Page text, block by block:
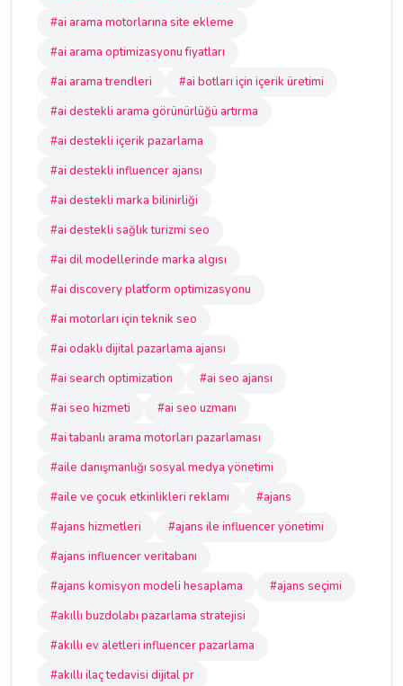
#ai arama motorlarına site ekleme
#ai arama optimizasyonu fiyatları
#ai arama trendleri
#ai botları için içerik üretimi
#ai destekli arama görünürlüğü artırma
#ai destekli içerik pazarlama
#ai destekli influencer ajansı
#ai destekli marka bilinirliği
#ai destekli sağlık turizmi seo
#ai dil modellerinde marka algısı
#ai discovery platform optimizasyonu
#ai motorları için teknik seo
#ai odaklı dijital pazarlama ajansı
#ai search optimization
#ai seo ajansı
#ai seo hizmeti
#ai seo uzmanı
#ai tabanlı arama motorları pazarlaması
#aile danışmanlığı sosyal medya yönetimi
#aile ve çocuk etkinlikleri reklamı
#ajans
#ajans hizmetleri
#ajans ile influencer yönetimi
#ajans influencer veritabanı
#ajans komisyon modeli hesaplama
#ajans seçimi
#akıllı buzdolabı pazarlama stratejisi
#akıllı ev aletleri influencer pazarlama
#akıllı ilaç tedavisi dijital pr